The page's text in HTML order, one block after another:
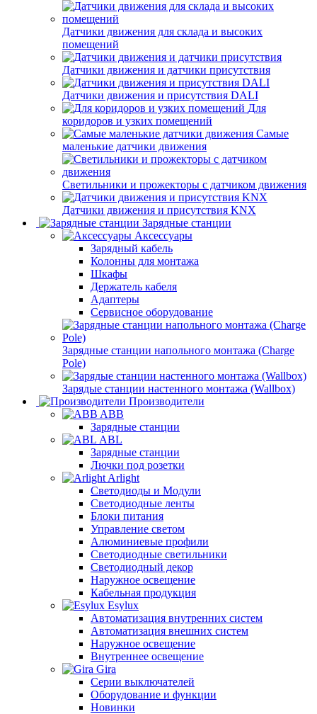
Датчики движения для склада и высоких
помещений
Датчики движения и датчики присутствия
Датчики движения и присутствия DALI
Для
коридоров и узких помещений
Самые
маленькие датчики движения
Светильники и прожекторы с датчиком движения
Датчики движения и присутствия KNX
Зарядные станции
Аксессуары
Зарядный кабель
Колонны для монтажа
Шкафы
Держатель кабеля
Адаптеры
Сервисное оборудование
Зарядные станции напольного монтажа (Charge
Pole)
Зарядые станции настенного монтажа (Wallbox)
Производители
ABB
Зарядные станции
ABL
Зарядные станции
Лючки под розетки
Arlight
Светодиоды и Модули
Светодиодные ленты
Блоки питания
Управление светом
Алюминиевые профили
Светодиодные светильники
Светодиодный декор
Наружное освещение
Кабельная продукция
Esylux
Автоматизация внутренних систем
Автоматизация внешних систем
Наружное освещение
Внутреннее освещение
Gira
Серии выключателей
Оборудование и функции
Новинки